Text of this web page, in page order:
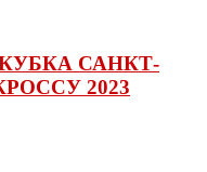
САНКТ-
2023